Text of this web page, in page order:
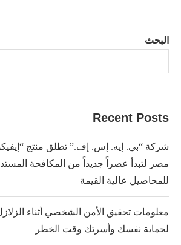
البحث
Recent Posts
مصر لتبدأ عصراً جديداً من المكافحة
للمحاصيل عالية القيمة
معلومات تحقيق الأمن الشخصي أثناء
لحماية نفسك وأسرتك وقت الخطر